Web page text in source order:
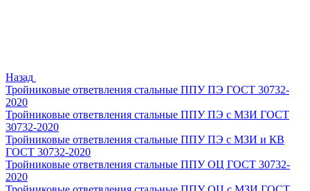
Назад
Тройниковые ответвления стальные ППУ ПЭ ГОСТ 30732-
2020
Тройниковые ответвления стальные ППУ ПЭ с МЗИ ГОСТ
30732-2020
Тройниковые ответвления стальные ППУ ПЭ с МЗИ и КВ
ГОСТ 30732-2020
Тройниковые ответвления стальные ППУ ОЦ ГОСТ 30732-
2020